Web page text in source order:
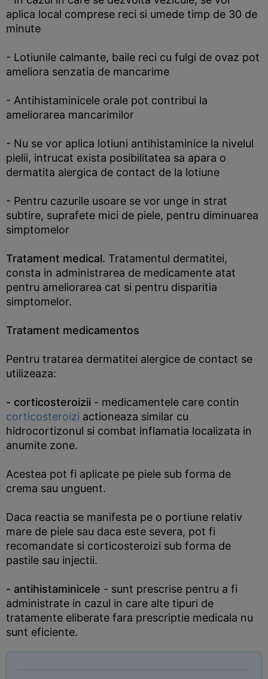
aplica local comprese reci si umede timp de 30 de
minute
- Lotiunile calmante, baile reci cu fulgi de ovaz pot
ameliora senzatia de mancarime
- Antihistaminicele orale pot contribui la
ameliorarea mancarimilor
- Nu se vor aplica lotiuni antihistaminice la nivelul
pielii, intrucat exista posibilitatea sa apara o
dermatita alergica de contact de la lotiune
- Pentru cazurile usoare se vor unge in strat
subtire, suprafete mici de piele, pentru diminuarea
simptomelor
Tratament medical. Tratamentul dermatitei,
consta in administrarea de medicamente atat
pentru ameliorarea cat si pentru disparitia
simptomelor.
Tratament medicamentos
Pentru tratarea dermatitei alergice de contact se
utilizeaza:
- corticosteroizii - medicamentele care contin
corticosteroizi actioneaza similar cu
hidrocortizonul si combat inflamatia localizata in
anumite zone.
Acestea pot fi aplicate pe piele sub forma de
crema sau unguent.
Daca reactia se manifesta pe o portiune relativ
mare de piele sau daca este severa, pot fi
recomandate si corticosteroizi sub forma de
pastile sau injectii.
- antihistaminicele - sunt prescrise pentru a fi
administrate in cazul in care alte tipuri de
tratamente eliberate fara prescriptie medicala nu
sunt eficiente.